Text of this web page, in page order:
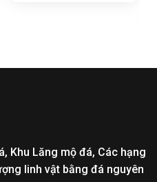
Khu Lăng mộ đá, Các hạng
linh vật bằng đá nguyên